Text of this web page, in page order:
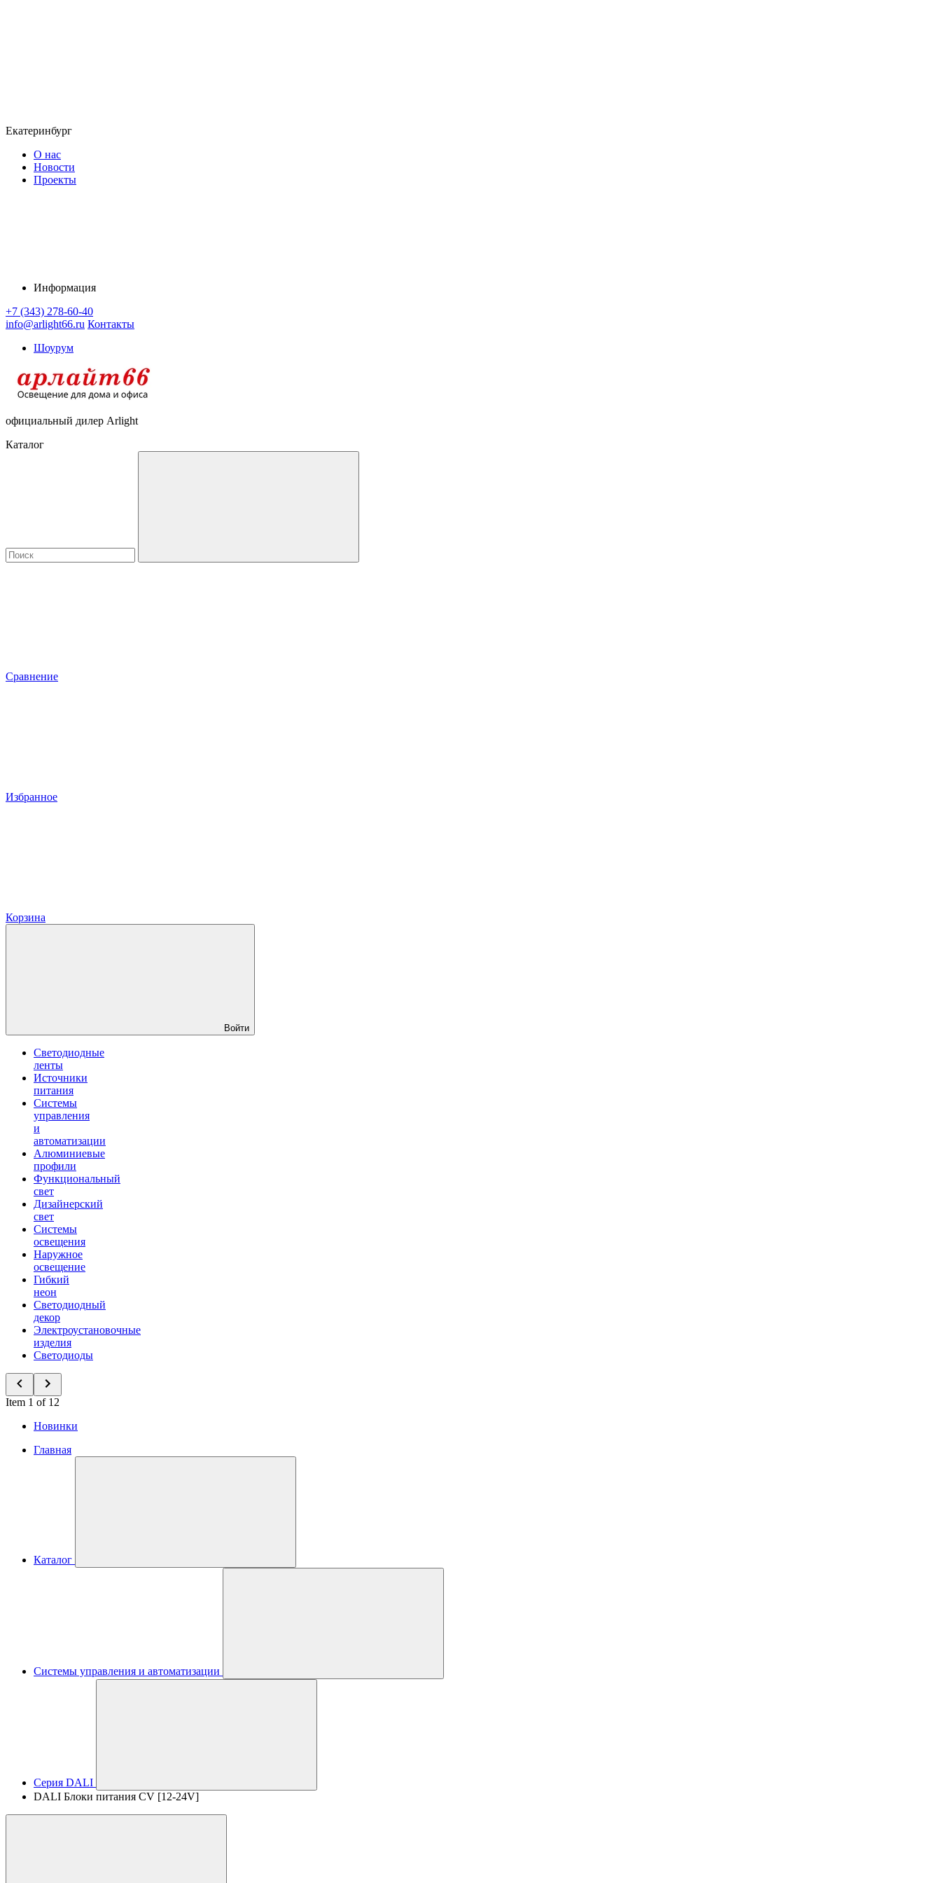
Екатеринбург
О нас
Новости
Проекты
Информация
+7 (343) 278-60-40
info@arlight66.ru Контакты
Шоурум
официальный дилер Arlight
Каталог
Сравнение
Избранное
Корзина
Войти
Светодиодные
ленты
Источники
питания
Системы
управления
и
автоматизации
Алюминиевые
профили
Функциональный
свет
Дизайнерский
свет
Системы
освещения
Наружное
освещение
Гибкий
неон
Светодиодный
декор
Электроустановочные
изделия
Светодиоды
Item 1 of 12
Новинки
Главная
Каталог
Системы управления и автоматизации
Серия DALI
DALI Блоки питания CV [12-24V]